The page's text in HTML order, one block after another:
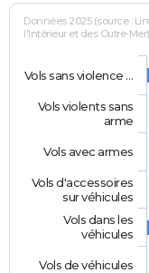
Données 2025 (source :
l'Intérieur et des Outre-Mer)
Vols sans violence …
Vols violents sans
arme
Vols avec armes
Vols d'accessoires
sur véhicules
Vols dans les
véhicules
Vols de véhicules